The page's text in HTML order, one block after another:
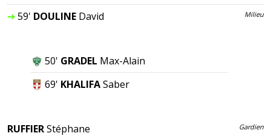
➔59' DOULINE David Milieu
50' GRADEL Max-Alain
69' KHALIFASaber
RUFFIERStéphane Gardien